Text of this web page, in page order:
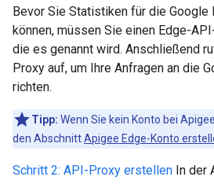
Bevor Sie Statistiken für die
können, müssen Sie einen Edge-
die es genannt wird. Anschließend
Proxy auf, um Ihre Anfragen an die
richten.
Tipp: Wenn Sie kein Konto bei
den AbschnittApigee Edge-Konto
Schritt 2: API-Proxy erstellen In der